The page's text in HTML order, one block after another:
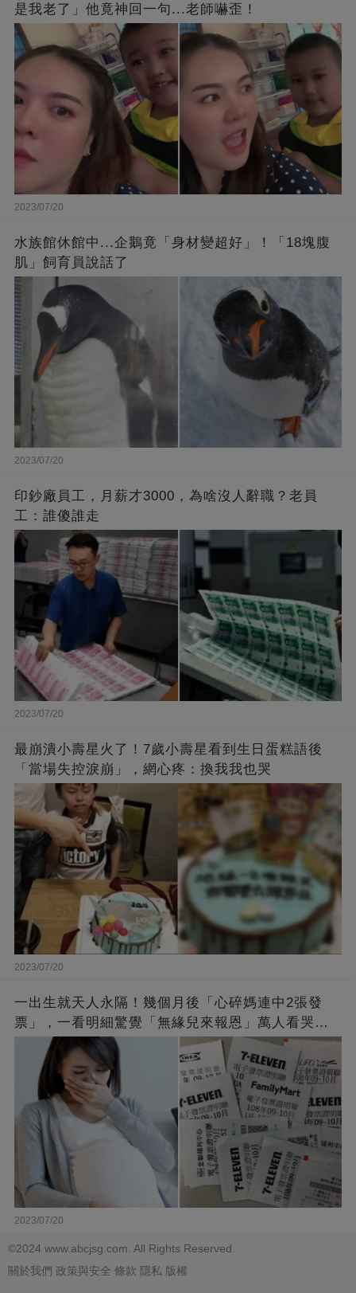
是我老了」他竟神回一句...老師嚇歪！
2023/07/20
水族館休館中...企鵝竟「身材變超好」！「18塊腹
肌」飼育員說話了
2023/07/20
印鈔廠員工，月薪才3000，為啥沒人辭職？老員
工：誰傻誰走
2023/07/20
最崩潰小壽星火了！7歲小壽星看到生日蛋糕語後
「當場失控淚崩」，網心疼：換我我也哭
2023/07/20
一出生就天人永隔！幾個月後「心碎媽連中2張發
票」，一看明細驚覺「無緣兒來報恩」萬人看哭：
會再相遇的
2023/07/20
©2024 www.abcjsg.com. All Rights Reserved.
關於我們 政策與安全 條款 隱私 版權